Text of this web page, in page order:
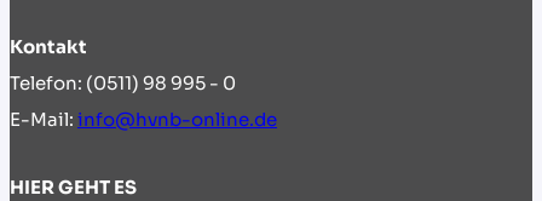
Kontakt
Telefon: (0511) 98 995 - 0
E-Mail: info@hvnb-online.de
HIER GEHT ES